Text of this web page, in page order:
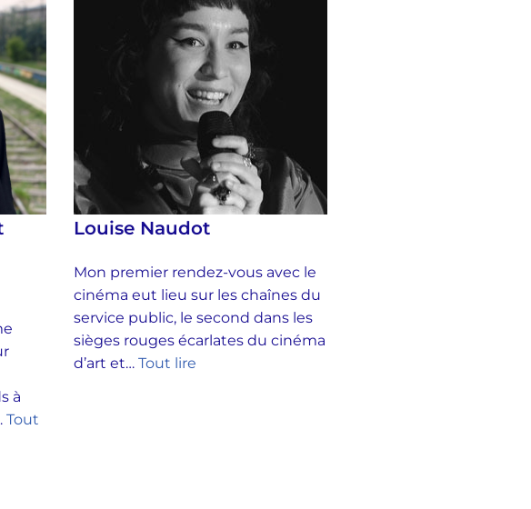
à
Tout
Louise Naudot
Mon premier rendez-vous avec le
cinéma eut lieu sur les chaînes du
service public, le second dans les
sièges rouges écarlates du cinéma
d’art et…Tout lire